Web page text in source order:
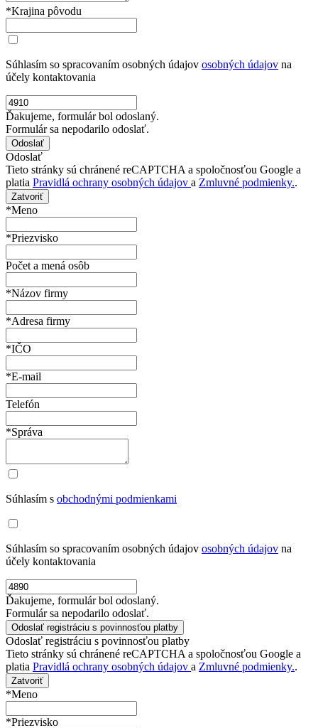
*Krajina pôvodu
Súhlasím so spracovaním osobných údajov osobných údajov na
účely kontaktovania
Ďakujeme, formulár bol odoslaný.
Formulár sa nepodarilo odoslať.
Odoslať
Tieto stránky sú chránené reCAPTCHA a spoločnosťou Google a
platia Pravidlá ochrany osobných údajov a Zmluvné podmienky..
Zatvoriť
*Meno
*Priezvisko
Počet a mená osôb
*Názov firmy
*Adresa firmy
*IČO
*E-mail
Telefón
*Správa
Súhlasím s obchodnými podmienkami
Súhlasím so spracovaním osobných údajov osobných údajov na
účely kontaktovania
Ďakujeme, formulár bol odoslaný.
Formulár sa nepodarilo odoslať.
Odoslať registráciu s povinnosťou platby
Tieto stránky sú chránené reCAPTCHA a spoločnosťou Google a
platia Pravidlá ochrany osobných údajov a Zmluvné podmienky..
Zatvoriť
*Meno
*Priezvisko